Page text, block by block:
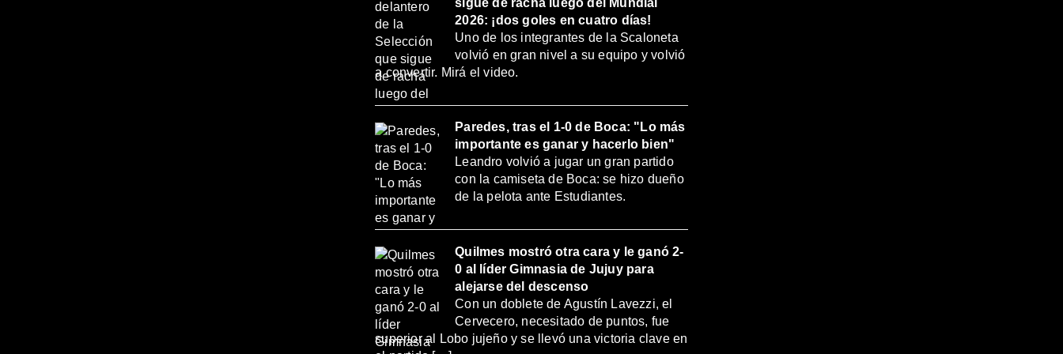
2026: ¡dos goles en cuatro días!
Uno de los integrantes de la Scaloneta
volvió en gran nivel a su equipo y volvió
a convertir. Mirá el video.
Paredes, tras el 1-0 de Boca: "Lo más
importante es ganar y hacerlo bien"
Leandro volvió a jugar un gran partido
con la camiseta de Boca: se hizo dueño
de la pelota ante Estudiantes.
Quilmes mostró otra cara y le ganó 2-
0 al líder Gimnasia de Jujuy para
alejarse del descenso
Con un doblete de Agustín Lavezzi, el
Cervecero, necesitado de puntos, fue
superior al Lobo jujeño y se llevó una victoria clave en